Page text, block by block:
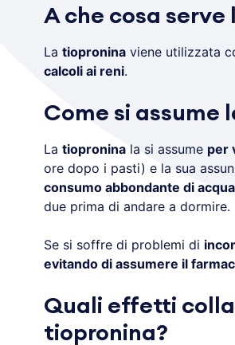
A che cosa
La tioproninaviene utilizzata
calcoli ai reni.
Come si assume
La tioproninala si assume per
ore dopo i pasti) e la sua
consumo abbondante di acqua
due prima di andare a dormire.
Se si soffre di problemi di
evitando di assumere il
Quali effetti
tiopronina?